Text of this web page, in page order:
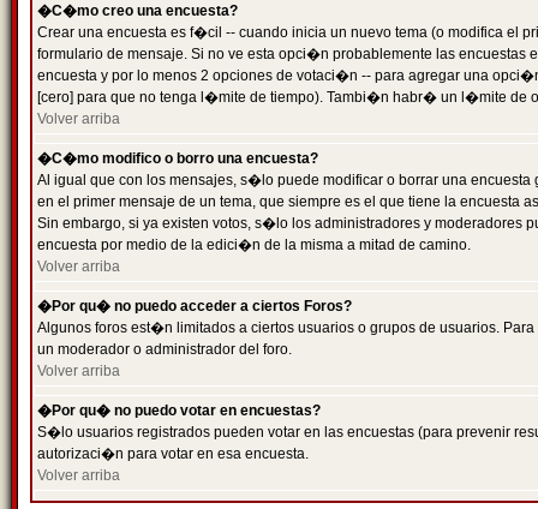
�C�mo creo una encuesta?
Crear una encuesta es f�cil -- cuando inicia un nuevo tema (o modifica el
formulario de mensaje. Si no ve esta opci�n probablemente las
encuesta y por lo menos 2 opciones de votaci�n -- para agregar una
[cero] para que no tenga l�mite de tiempo). Tambi�n habr� un l�mite de
Volver arriba
�C�mo modifico o borro una encuesta?
Al igual que con los mensajes, s�lo puede modificar o borrar una
en el primer mensaje de un tema, que siempre es el que tiene la encuesta
Sin embargo, si ya existen votos, s�lo los administradores y moderadores
encuesta por medio de la edici�n de la misma a mitad de camino.
Volver arriba
�Por qu� no puedo acceder a ciertos Foros?
Algunos foros est�n limitados a ciertos usuarios o grupos de usuarios.
un moderador o administrador del foro.
Volver arriba
�Por qu� no puedo votar en encuestas?
S�lo usuarios registrados pueden votar en las encuestas (para prevenir
autorizaci�n para votar en esa encuesta.
Volver arriba